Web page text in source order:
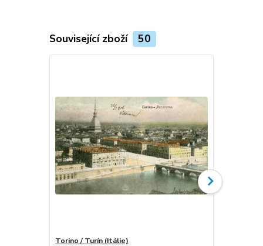
Související zboží 50
Torino / Turín (Itálie)